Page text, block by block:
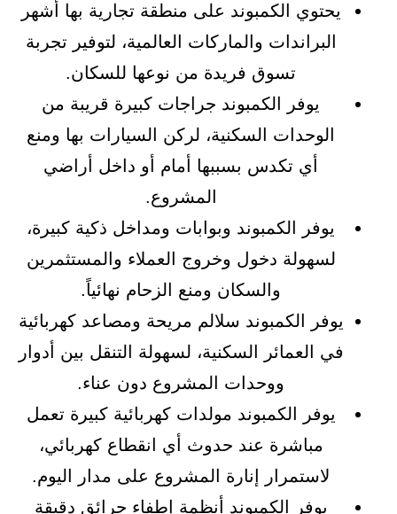
يحتوي الكمبوند على منطقة تجارية بها أشهر
البراندات والماركات العالمية، لتوفير تجربة
تسوق فريدة من نوعها للسكان.
يوفر الكمبوند جراجات كبيرة قريبة من
الوحدات السكنية، لركن السيارات بها ومنع
أي تكدس بسببها أمام أو داخل أراضي
المشروع.
يوفر الكمبوند وبوابات ومداخل ذكية كبيرة،
لسهولة دخول وخروج العملاء والمستثمرين
والسكان ومنع الزحام نهائياً.
يوفر الكمبوند سلالم مريحة ومصاعد كهربائية
في العمائر السكنية، لسهولة التنقل بين أدوار
ووحدات المشروع دون عناء.
يوفر الكمبوند مولدات كهربائية كبيرة تعمل
مباشرة عند حدوث أي انقطاع كهربائي،
لاستمرار إنارة المشروع على مدار اليوم.
يوفر الكمبوند أنظمة إطفاء حرائق دقيقة